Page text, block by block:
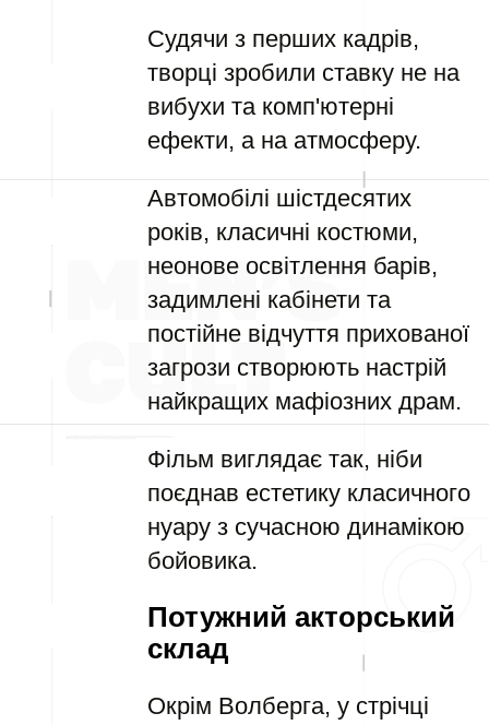
Судячи з перших кадрів,
творці зробили ставку не на
вибухи та комп'ютерні
ефекти, а на атмосферу.
Автомобілі шістдесятих
років, класичні костюми,
неонове освітлення барів,
задимлені кабінети та
постійне відчуття прихованої
загрози створюють настрій
найкращих мафіозних драм.
Фільм виглядає так, ніби
поєднав естетику класичного
нуару з сучасною динамікою
бойовика.
Потужний акторський
склад
Окрім Волберга, у стрічці